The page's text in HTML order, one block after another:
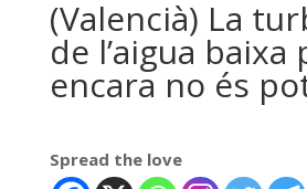
(Valencià) La
de l’aigua baixa
encara no és
Spread the love